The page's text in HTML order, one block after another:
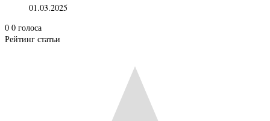
01.03.2025
0 0 голоса
Рейтинг статьи